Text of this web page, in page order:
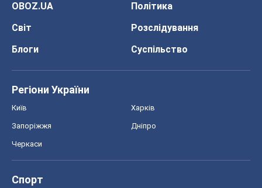
OBOZ.UA
Політика
Світ
Розслідування
Блоги
Суспільство
Регіони України
Київ Харків
Запоріжжя Дніпро
Черкаси
Спорт